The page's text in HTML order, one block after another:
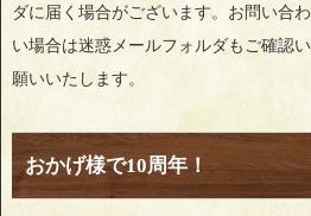
ダに届く場合がございます。お問い合
い場合は迷惑メールフォルダもご確認
願いいたします。
おかげ様で10周年！